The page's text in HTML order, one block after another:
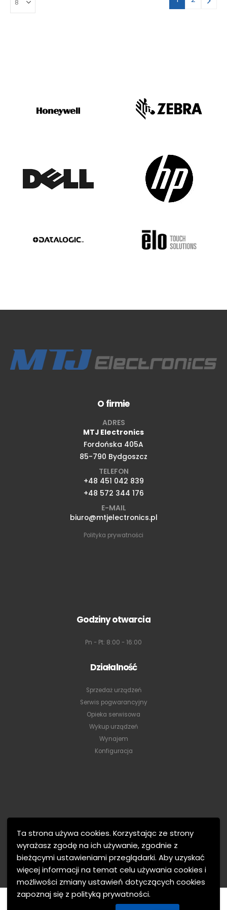
Ta strona używa cookies. Korzystając ze strony
wyrażasz zgodę na ich używanie, zgodnie z
bieżącymi ustawieniami przeglądarki. Aby uzyskać
więcej informacji na temat celu używania cookies i
możliwości zmiany ustawień dotyczących cookies
zapoznaj się z polityką prywatności.
O firmie
ADRES
MTJ Electronics
Fordońska 405A
85-790 Bydgoszcz
TELEFON
+48 451 042 839
+48 572 344 176
E-MAIL
biuro@mtjelectronics.pl
Polityka prywatności
Godziny otwarcia
Pn - Pt: 8:00 - 16:00
Działalność
Sprzedaż urządzeń
Serwis pogwarancyjny
Opieka serwisowa
Wykup urządzeń
Wynajem
Konfiguracja